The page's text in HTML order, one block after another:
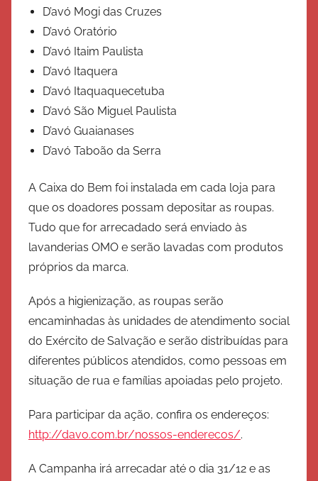
D’avó Mogi das Cruzes
D’avó Oratório
D’avó Itaim Paulista
D’avó Itaquera
D’avó Itaquaquecetuba
D’avó São Miguel Paulista
D’avó Guaianases
D’avó Taboão da Serra
A Caixa do Bem foi instalada em cada loja para
que os doadores possam depositar as roupas.
Tudo que for arrecadado será enviado às
lavanderias OMO e serão lavadas com produtos
próprios da marca.
Após a higienização, as roupas serão
encaminhadas às unidades de atendimento social
do Exército de Salvação e serão distribuídas para
diferentes públicos atendidos, como pessoas em
situação de rua e famílias apoiadas pelo projeto.
Para participar da ação, confira os endereços:
http://davo.com.br/nossos-enderecos/.
A Campanha irá arrecadar até o dia 31/12 e as